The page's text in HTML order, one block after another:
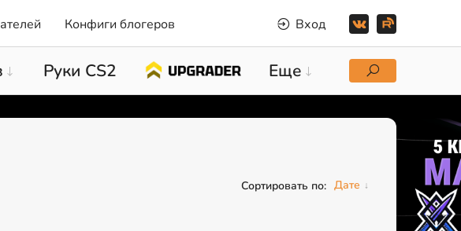
Конфиги блогеров Вход
Руки CS2 Еще
Сортировать по: Дате